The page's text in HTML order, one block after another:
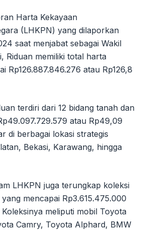
Harta Kekayaan
(LHKPN) yang dilaporkan
saat menjabat sebagai Wakil
Riduan memiliki total harta
Rp126.887.846.276 atau Rp126,8
terdiri dari 12 bidang tanah dan
atau Rp49,09
di berbagai lokasi strategis
Bekasi, Karawang, hingga
LHKPN juga terungkap koleksi
mencapai Rp3.615.475.000
Koleksinya meliputi mobil Toyota
Camry, Toyota Alphard, BMW